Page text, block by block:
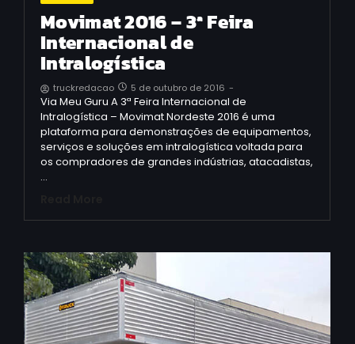
Movimat 2016 – 3ª Feira
Internacional de
Intralogística
truckredacao 5 de outubro de 2016 -
Via Meu Guru A 3ª Feira Internacional de
Intralogística – Movimat Nordeste 2016 é uma
plataforma para demonstrações de equipamentos,
serviços e soluções em intralogística voltada para
os compradores de grandes indústrias, atacadistas,
…